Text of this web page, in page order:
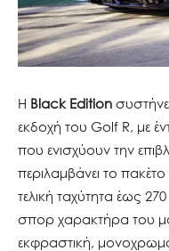
Η Black Edition
εκδοχή του Golf R, με
που ενισχύουν την
περιλαμβάνει το
τελική ταχύτητα έως
σπορ χαρακτήρα του
εκφραστική,